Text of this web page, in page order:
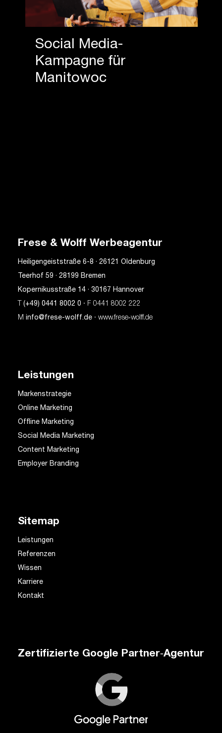
Social Media-
Kampagne für
Manitowoc
Frese & Wolff Werbeagentur
Heiligengeiststraße 6-8 · 26121 Oldenburg
Teerhof 59 · 28199 Bremen
Kopernikusstraße 14 · 30167 Hannover
T (+49) 0441 8002 0 · F 0441 8002 222
M info@frese-wolff.de· www.frese‑wolff.de
Leistungen
Markenstrategie
Online Marketing
Offline Marketing
Social Media Marketing
Content Marketing
Employer Branding
Sitemap
Leistungen
Referenzen
Wissen
Karriere
Kontakt
Zertifizierte Google Partner‑Agentur